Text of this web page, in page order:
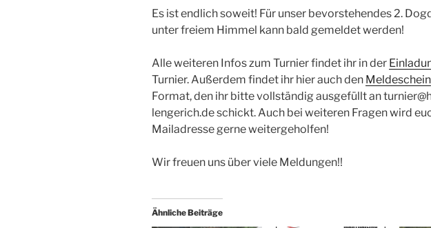
Es ist endlich soweit! Für unser bevorstehendes 2.
unter freiem Himmel kann bald gemeldet werden!
Alle weiteren Infos zum Turnier findet ihr in der
Turnier. Außerdem findet ihr hier auch den Meldeschein
Format, den ihr bitte vollständig ausgefüllt an
lengerich.de schickt. Auch bei weiteren Fragen wird
Mailadresse gerne weitergeholfen!
Wir freuen uns über viele Meldungen!!
Ähnliche Beiträge